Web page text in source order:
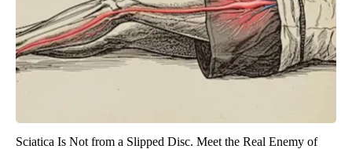
Sciatica Is Not from a Slipped Disc. Meet the Real Enemy of